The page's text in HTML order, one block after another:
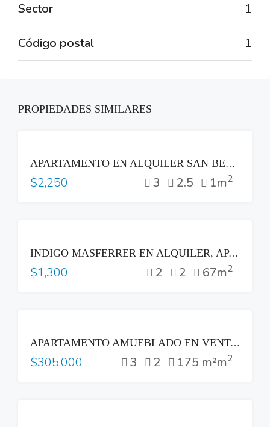
Sector 1
Código postal 1
PROPIEDADES SIMILARES
APARTAMENTO EN ALQUILER SAN BENITO TORRE ALISIOS SAN SALVADOR
$2,250 3 2.5 1m2
INDIGO MASFERRER EN ALQUILER, APARTAMENTO DE 2 HABITACIONES A ESTRENAR
$1,300 2 2 67m2
APARTAMENTO AMUEBLADO EN VENTA EN LOMAS 500, CON ESPECTACULAR VISTA AL VOLCÁN – LOMAS DE SAN FRANCISCO
$305,000 3 2 175 m²m2